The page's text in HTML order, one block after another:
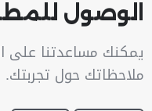
الوصول
يمكنك مساعدتنا على
ملاحظاتك حول تجربتك.